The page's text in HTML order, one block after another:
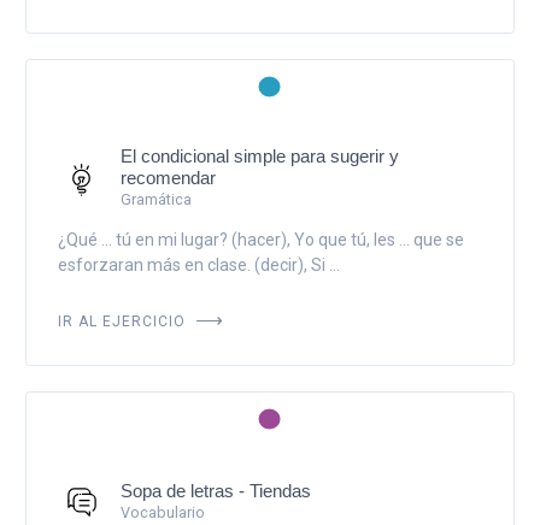
El condicional simple para sugerir y
recomendar
Gramática
¿Qué ... tú en mi lugar? (hacer), Yo que tú, les ... que se
esforzaran más en clase. (decir), Si ...
IR AL EJERCICIO
Sopa de letras - Tiendas
Vocabulario